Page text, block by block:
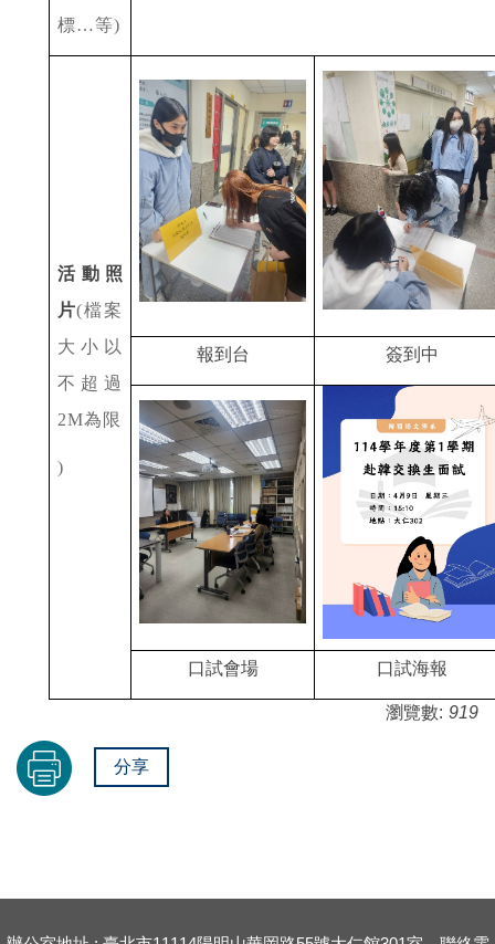
標… 等)
活動照
片(檔案
大小以
不超過
2M為限
)
報到台 簽到中
口試會場 口試海報
瀏覽數: 919
分享